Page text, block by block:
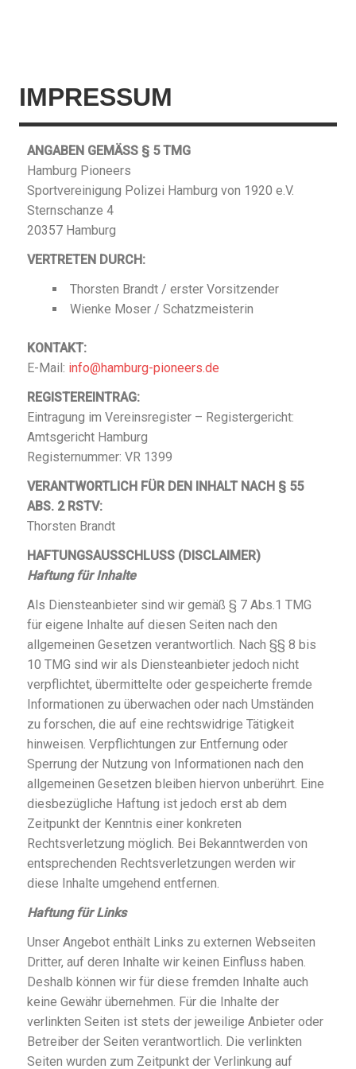
IMPRESSUM
ANGABEN GEMÄSS § 5 TMG
Hamburg Pioneers
Sportvereinigung Polizei Hamburg von 1920 e.V.
Sternschanze 4
20357 Hamburg
VERTRETEN DURCH:
Thorsten Brandt / erster Vorsitzender
Wienke Moser / Schatzmeisterin
KONTAKT:
E-Mail: info@hamburg-pioneers.de
REGISTEREINTRAG:
Eintragung im Vereinsregister – Registergericht:
Amtsgericht Hamburg
Registernummer: VR 1399
VERANTWORTLICH FÜR DEN INHALT NACH § 55
ABS. 2 RSTV:
Thorsten Brandt
HAFTUNGSAUSSCHLUSS (DISCLAIMER)
Haftung für Inhalte
Als Diensteanbieter sind wir gemäß § 7 Abs.1 TMG
für eigene Inhalte auf diesen Seiten nach den
allgemeinen Gesetzen verantwortlich. Nach §§ 8 bis
10 TMG sind wir als Diensteanbieter jedoch nicht
verpflichtet, übermittelte oder gespeicherte fremde
Informationen zu überwachen oder nach Umständen
zu forschen, die auf eine rechtswidrige Tätigkeit
hinweisen. Verpflichtungen zur Entfernung oder
Sperrung der Nutzung von Informationen nach den
allgemeinen Gesetzen bleiben hiervon unberührt. Eine
diesbezügliche Haftung ist jedoch erst ab dem
Zeitpunkt der Kenntnis einer konkreten
Rechtsverletzung möglich. Bei Bekanntwerden von
entsprechenden Rechtsverletzungen werden wir
diese Inhalte umgehend entfernen.
Haftung für Links
Unser Angebot enthält Links zu externen Webseiten
Dritter, auf deren Inhalte wir keinen Einfluss haben.
Deshalb können wir für diese fremden Inhalte auch
keine Gewähr übernehmen. Für die Inhalte der
verlinkten Seiten ist stets der jeweilige Anbieter oder
Betreiber der Seiten verantwortlich. Die verlinkten
Seiten wurden zum Zeitpunkt der Verlinkung auf